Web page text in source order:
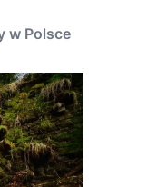
w Polsce